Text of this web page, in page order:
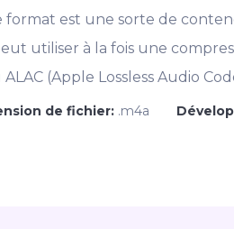
format est une sorte de
utiliser à la fois une
(Apple Lossless Audio
de fichier: .m4a